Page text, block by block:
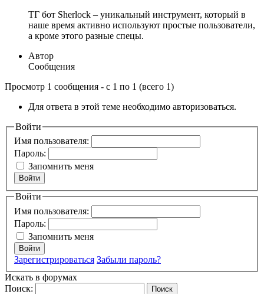
ТГ бот Sherlock – уникальный инструмент, который в
наше время активно используют простые пользователи,
а кроме этого разные спецы.
Автор
Сообщения
Просмотр 1 сообщения - с 1 по 1 (всего 1)
Для ответа в этой теме необходимо авторизоваться.
Войти
Имя пользователя:
Пароль:
Запомнить меня
Войти
Войти
Имя пользователя:
Пароль:
Запомнить меня
Войти
Зарегистрироваться Забыли пароль?
Искать в форумах
Поиск: